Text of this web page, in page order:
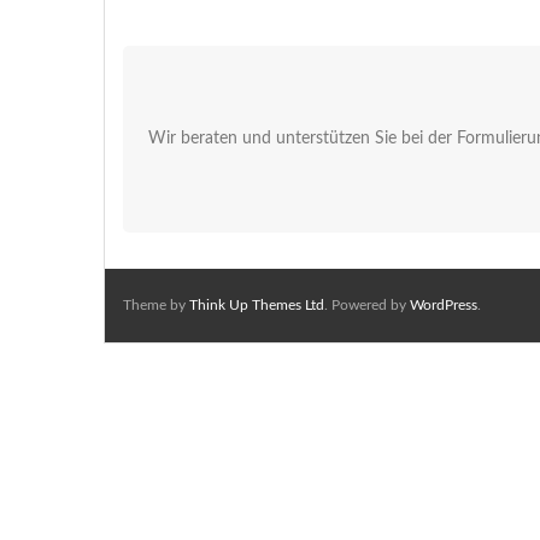
Wir beraten und unterstützen Sie bei der
Theme by Think Up Themes Ltd . Powered by WordPress